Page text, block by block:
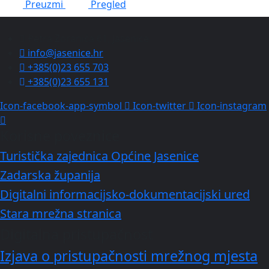
Preuzmi
Pregled
info@jasenice.hr
+385(0)23 655 703
+385(0)23 655 131
Icon-facebook-app-symbol
Icon-twitter Icon-instagram
Turistička zajednica Općine Jasenice
Zadarska županija
Digitalni informacijsko-dokumentacijski ured
Stara mrežna stranica
Izjava o pristupačnosti mrežnog mjesta